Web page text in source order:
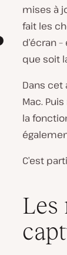
mises à
fait les
d’écran
que soit
Dans cet
Mac.
la
C’est
Les